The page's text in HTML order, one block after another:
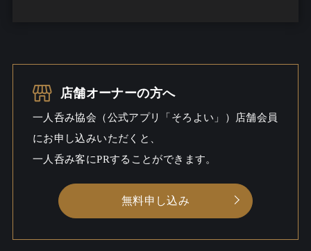
一人呑み
シーン
店舗オーナーの方へ
一人呑み協会（公式アプリ「そろよい」）店舗会員
にお申し込みいただくと、
一人呑み客にPRすることができます。
無料申し込み